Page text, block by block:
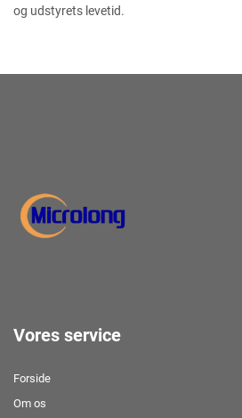
og udstyrets levetid.
Vores service
Forside
Om os